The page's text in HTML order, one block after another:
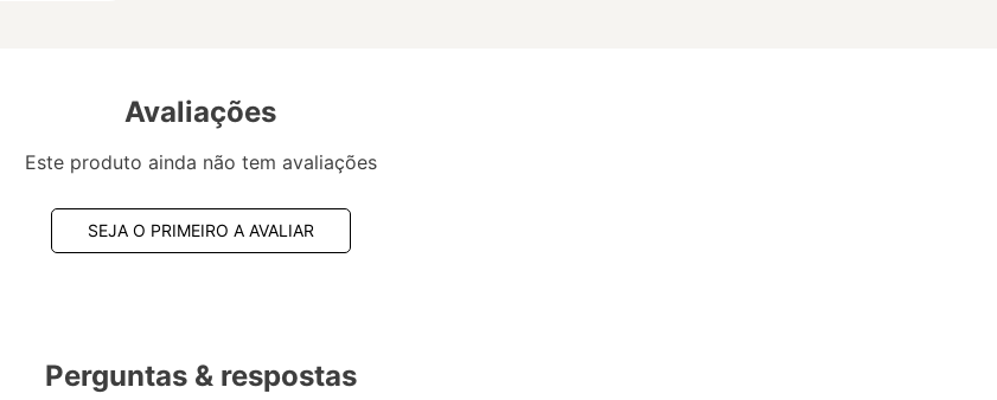
Avaliações
Este produto ainda não tem avaliações
SEJA O PRIMEIRO A AVALIAR
Perguntas & respostas